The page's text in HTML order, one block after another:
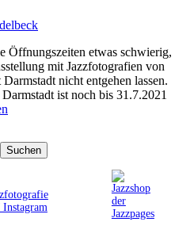
Öffnungszeiten etwas schwierig,
mit Jazzfotografien von
nicht entgehen lassen.
ist noch bis 31.7.2021
Suchen